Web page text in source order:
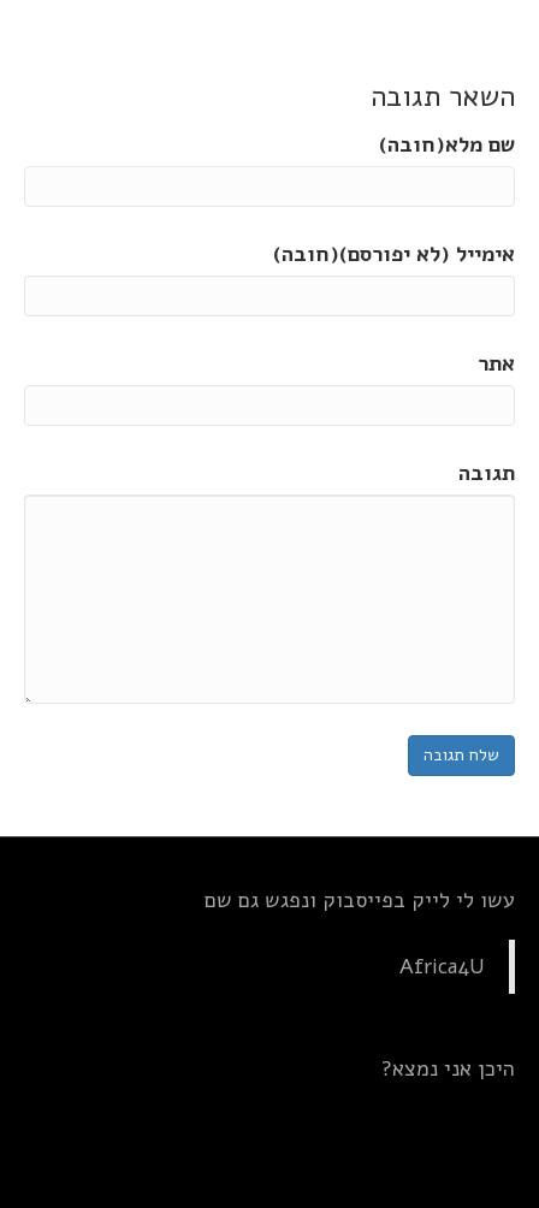
השאר תגובה
שם מלא(חובה)
אימייל (לא יפורסם)(חובה)
אתר
תגובה
עשו לי לייק בפייסבוק ונפגש גם שם
Africa4U
היכן אני נמצא?